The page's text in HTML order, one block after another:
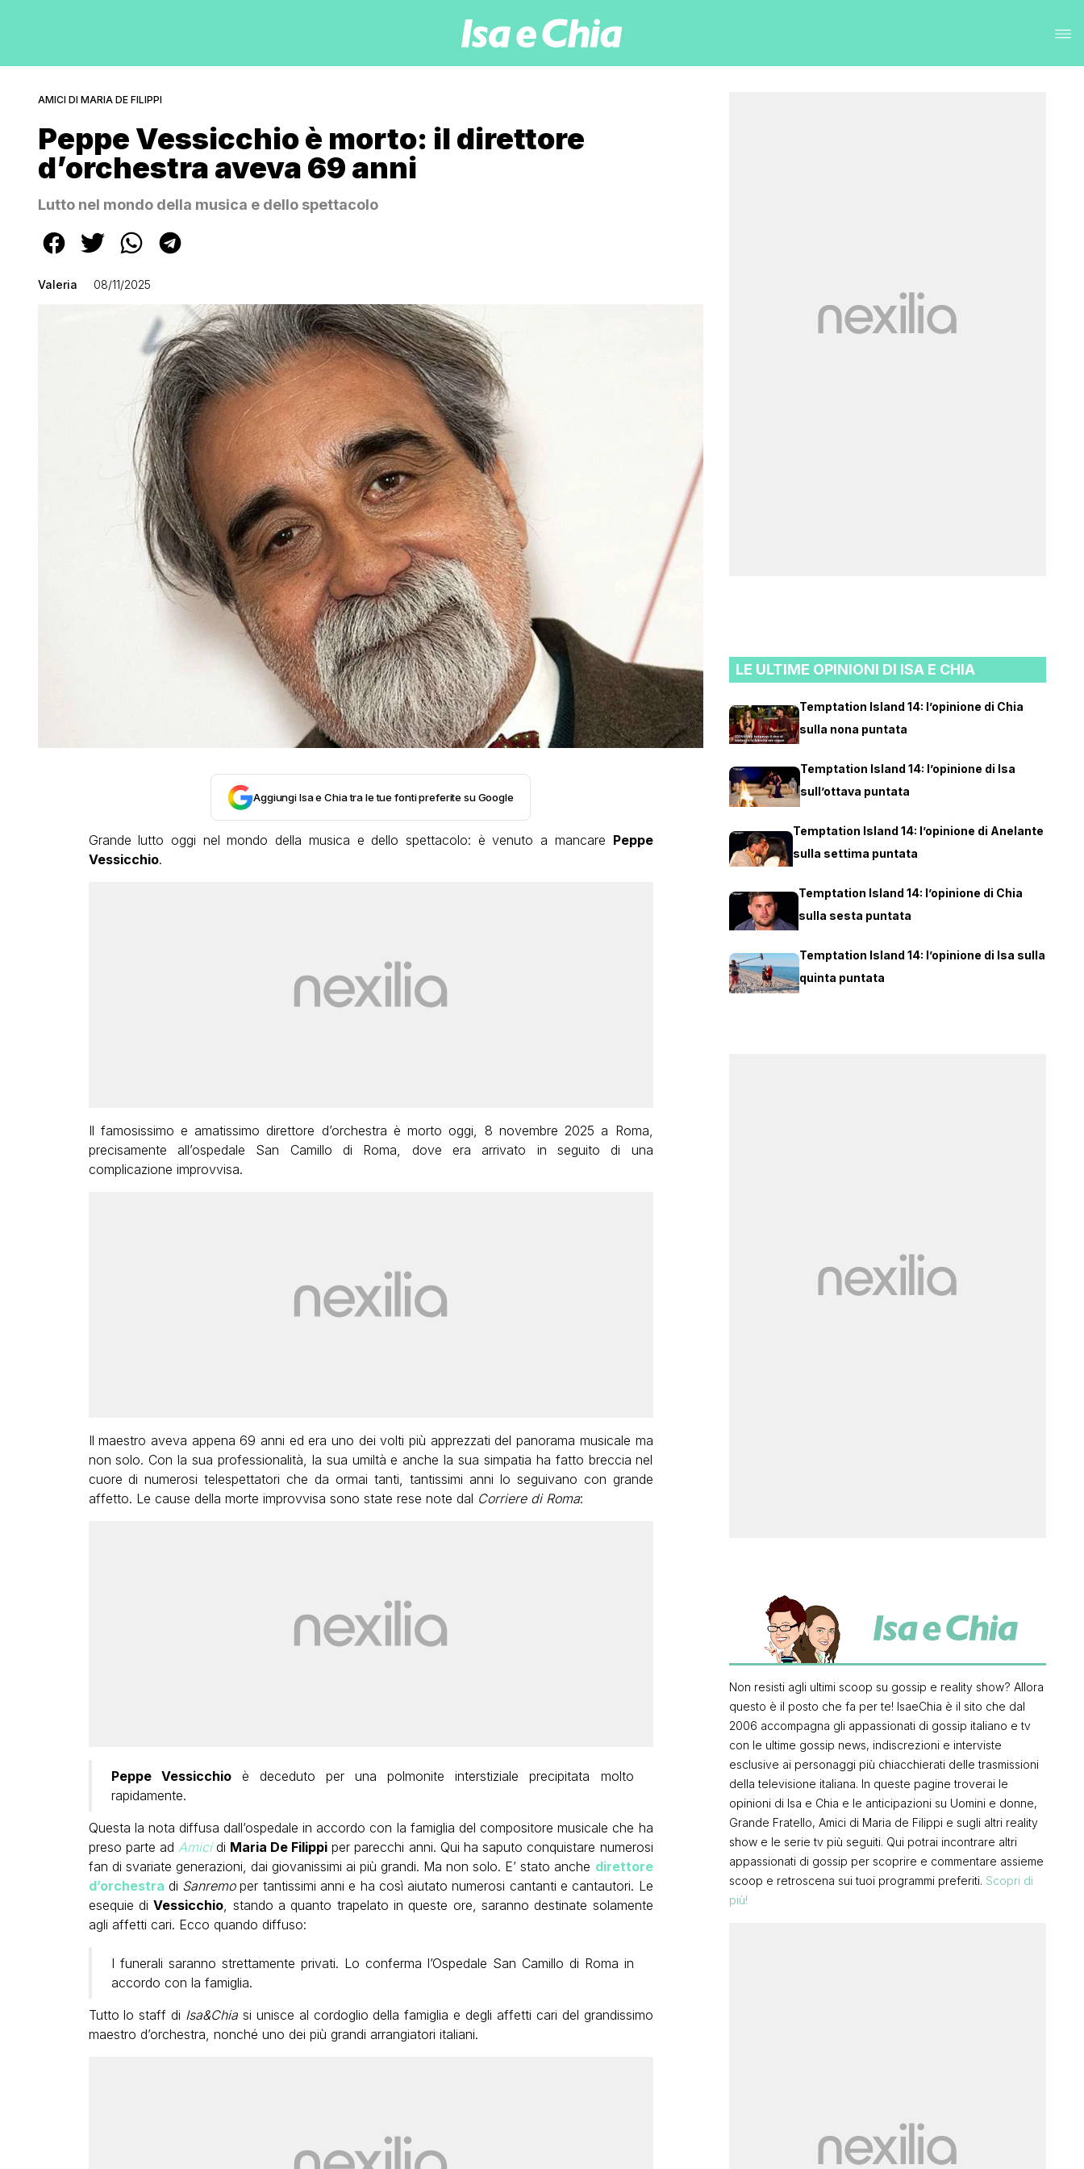
AMICI DI MARIA DE FILIPPI
Peppe Vessicchio è morto: il direttore
d’orchestra aveva 69 anni
Lutto nel mondo della musica e dello spettacolo
Valeria 08/11/2025
Aggiungi Isa e Chia tra le tue fonti preferite su Google
Grande lutto oggi nel mondo della musica e dello spettacolo: è venuto a mancare Peppe
Vessicchio.
Il famosissimo e amatissimo direttore d’orchestra è morto oggi, 8 novembre 2025 a Roma,
precisamente all’ospedale San Camillo di Roma, dove era arrivato in seguito di una
complicazione improvvisa.
Il maestro aveva appena 69 anni ed era uno dei volti più apprezzati del panorama musicale ma
non solo. Con la sua professionalità, la sua umiltà e anche la sua simpatia ha fatto breccia nel
cuore di numerosi telespettatori che da ormai tanti, tantissimi anni lo seguivano con grande
affetto. Le cause della morte improvvisa sono state rese note dal Corriere di Roma:
Peppe Vessicchioè deceduto per una polmonite interstiziale precipitata molto
rapidamente.
Questa la nota diffusa dall’ospedale in accordo con la famiglia del compositore musicale che ha
preso parte adAmicidi Maria De Filippiper parecchi anni. Qui ha saputo conquistare numerosi
fan di svariate generazioni, dai giovanissimi ai più grandi. Ma non solo. E’ stato anche direttore
d’orchestra di Sanremoper tantissimi anni e ha così aiutato numerosi cantanti e cantautori. Le
esequie diVessicchio, stando a quanto trapelato in queste ore, saranno destinate solamente
agli affetti cari. Ecco quando diffuso:
I funerali saranno strettamente privati. Lo conferma l’Ospedale San Camillo di Roma in
accordo con la famiglia.
Tutto lo staff di Isa&Chia si unisce al cordoglio della famiglia e degli affetti cari del grandissimo
maestro d’orchestra, nonché uno dei più grandi arrangiatori italiani.
LE ULTIME OPINIONI DI ISA E CHIA
Temptation Island 14: l’opinione di Chia
sulla nona puntata
Temptation Island 14: l’opinione di Isa
sull’ottava puntata
Temptation Island 14: l’opinione di Anelante
sulla settima puntata
Temptation Island 14: l’opinione di Chia
sulla sesta puntata
Temptation Island 14: l’opinione di Isa sulla
quinta puntata
Non resisti agli ultimi scoop su gossip e reality show? Allora
questo è il posto che fa per te! IsaeChia è il sito che dal
2006 accompagna gli appassionati di gossip italiano e tv
con le ultime gossip news, indiscrezioni e interviste
esclusive ai personaggi più chiacchierati delle trasmissioni
della televisione italiana. In queste pagine troverai le
opinioni di Isa e Chia e le anticipazioni su Uomini e donne,
Grande Fratello, Amici di Maria de Filippi e sugli altri reality
show e le serie tv più seguiti. Qui potrai incontrare altri
appassionati di gossip per scoprire e commentare assieme
scoop e retroscena sui tuoi programmi preferiti. Scopri di
più!